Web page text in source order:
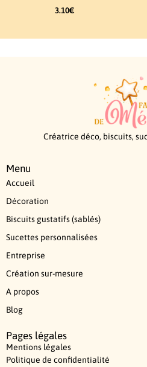
3.10€
Créatrice déco, biscuits,
Menu
Accueil
Décoration
Biscuits gustatifs (sablés)
Sucettes personnalisées
Entreprise
Création sur-mesure
A propos
Blog
Pages légales
Mentions légales
Politique de confidentialité